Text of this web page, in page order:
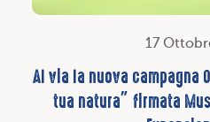
17
Al via la nuova campagna
tua natura” firmata